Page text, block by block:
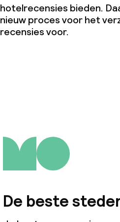
hotelrecensies bieden.
nieuw proces voor het
recensies voor.
De beste